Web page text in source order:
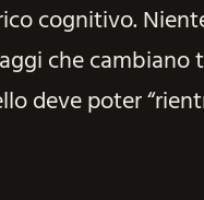
cognitivo.
che cambiano
deve poter